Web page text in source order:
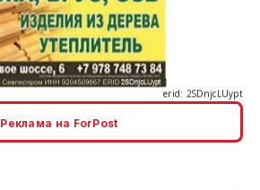
Реклама на ForPost